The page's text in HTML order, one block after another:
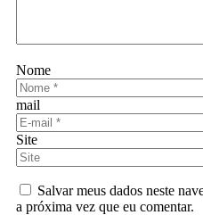
Nome
mail
Site
Salvar meus dados neste
a próxima vez que eu comentar.